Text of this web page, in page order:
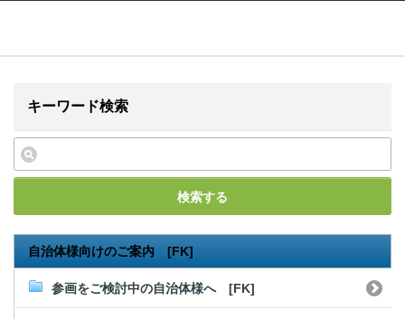
ふるぽ featuring ふるさとチョイスはじめて
キーワード検索
検索する
自治体様向けのご案内 [FK]
参画をご検討中の自治体様へ [FK]